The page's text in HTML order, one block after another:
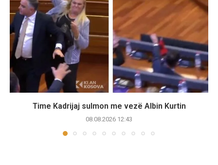
Time Kadrijaj sulmon me vezë Albin Kurtin
08.08.2026 12:43